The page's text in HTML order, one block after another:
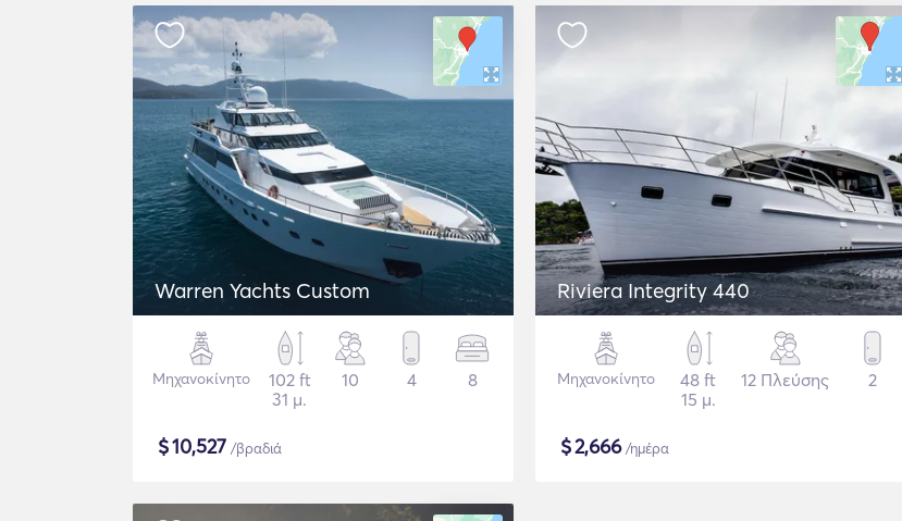
Warren Yachts Custom
Μηχανοκίνητο
102 ft
31 μ.
10 4 8
$10,527 /βραδιά
Riviera Integrity 440
Μηχανοκίνητο
48 ft
15 μ.
12 Πλεύσης 2
$2,666/ημέρα